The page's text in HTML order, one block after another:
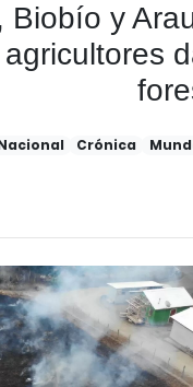
Biobío y
Crónica